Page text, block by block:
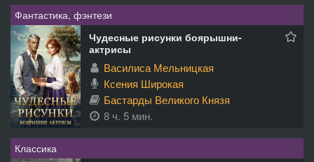
Фантастика, фэнтези
Чудесные рисунки боярышни-
актрисы
Василиса Мельницкая
Ксения Широкая
Бастарды Великого Князя
8 ч. 5 мин.
Классика